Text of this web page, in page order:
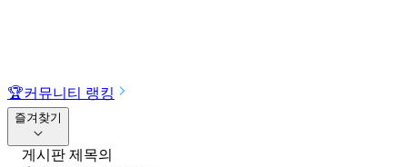
🏆커뮤니티 랭킹
즐겨찾기
게시판 제목의